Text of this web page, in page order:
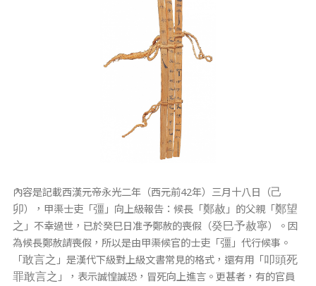
內容是記載西漢元帝永光二年（西元前42年）三月十八日（己
卯），甲渠士吏「彊」向上級報告：候長「鄭赦 」的父親「鄭望
之 」不幸過世，已於癸巳日准予鄭赦的喪假（癸巳予赦寧）。因
為候長鄭赦請喪假，所以是由甲渠候官的士吏「彊」代行候事。
「敢言之 」是漢代下級對上級文書常見的格式，還有用「叩頭死
罪敢言之 」，表示誠惶誠恐，冒死向上進言。更甚者，有的官員